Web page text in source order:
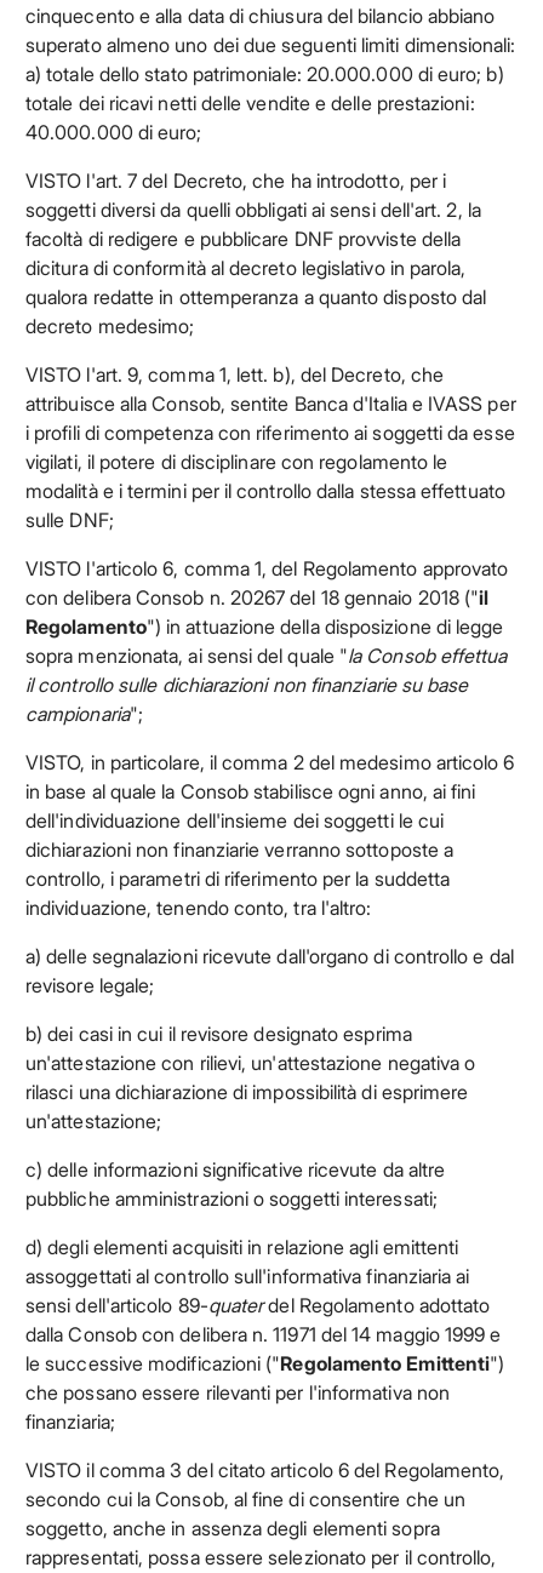
cinquecento e alla data di chiusura del bilancio abbiano
superato almeno uno dei due seguenti limiti dimensionali:
a) totale dello stato patrimoniale: 20.000.000 di euro; b)
totale dei ricavi netti delle vendite e delle prestazioni:
40.000.000 di euro;
VISTO l'art. 7 del Decreto, che ha introdotto, per i
soggetti diversi da quelli obbligati ai sensi dell'art. 2, la
facoltà di redigere e pubblicare DNF provviste della
dicitura di conformità al decreto legislativo in parola,
qualora redatte in ottemperanza a quanto disposto dal
decreto medesimo;
VISTO l'art. 9, comma 1, lett. b), del Decreto, che
attribuisce alla Consob, sentite Banca d'Italia e IVASS per
i profili di competenza con riferimento ai soggetti da esse
vigilati, il potere di disciplinare con regolamento le
modalità e i termini per il controllo dalla stessa effettuato
sulle DNF;
VISTO l'articolo 6, comma 1, del Regolamento approvato
con delibera Consob n. 20267 del 18 gennaio 2018 ("il
Regolamento") in attuazione della disposizione di legge
sopra menzionata, ai sensi del quale "la Consob effettua
il controllo sulle dichiarazioni non finanziarie su base
campionaria";
VISTO, in particolare, il comma 2 del medesimo articolo 6
in base al quale la Consob stabilisce ogni anno, ai fini
dell'individuazione dell'insieme dei soggetti le cui
dichiarazioni non finanziarie verranno sottoposte a
controllo, i parametri di riferimento per la suddetta
individuazione, tenendo conto, tra l'altro:
a) delle segnalazioni ricevute dall'organo di controllo e dal
revisore legale;
b) dei casi in cui il revisore designato esprima
un'attestazione con rilievi, un'attestazione negativa o
rilasci una dichiarazione di impossibilità di esprimere
un'attestazione;
c) delle informazioni significative ricevute da altre
pubbliche amministrazioni o soggetti interessati;
d) degli elementi acquisiti in relazione agli emittenti
assoggettati al controllo sull'informativa finanziaria ai
sensi dell'articolo 89-quaterdel Regolamento adottato
dalla Consob con delibera n. 11971 del 14 maggio 1999 e
le successive modificazioni ("Regolamento Emittenti")
che possano essere rilevanti per l'informativa non
finanziaria;
VISTO il comma 3 del citato articolo 6 del Regolamento,
secondo cui la Consob, al fine di consentire che un
soggetto, anche in assenza degli elementi sopra
rappresentati, possa essere selezionato per il controllo,